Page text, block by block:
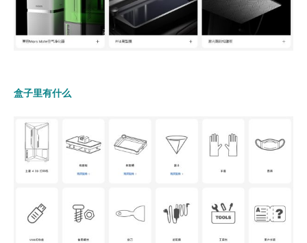
盒子里有什么